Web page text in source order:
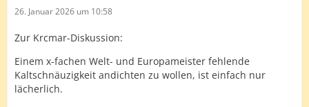
26. Januar 2026 um 10:58
Zur Krcmar-Diskussion:
Einem x-fachen Welt- und Europameister fehlende
Kaltschnäuzigkeit andichten zu wollen, ist einfach nur
lächerlich.